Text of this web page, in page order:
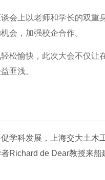
上以老师和学长的双重身
会，加强校企合作。
愉快，此次大会不仅让在
匪浅。
促学科发展，上海交大土木
Richard de Dear教授来船